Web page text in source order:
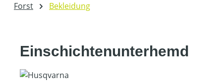
Forst Bekleidung
Einschichtenunterhemd